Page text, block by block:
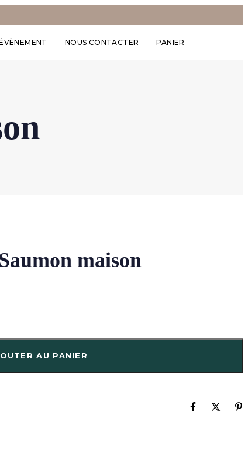
NOUS CONTACTER PANIER
maison
AU PANIER